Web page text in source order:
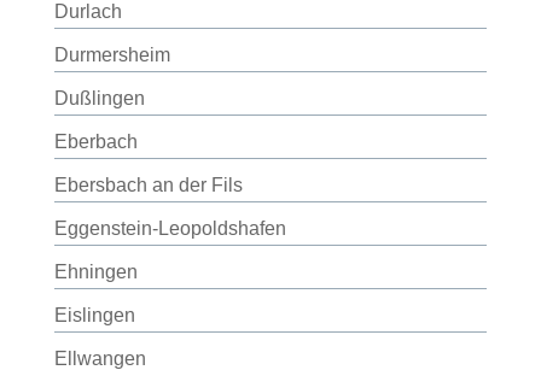
Durlach
Durmersheim
Dußlingen
Eberbach
Ebersbach an der Fils
Eggenstein-Leopoldshafen
Ehningen
Eislingen
Ellwangen